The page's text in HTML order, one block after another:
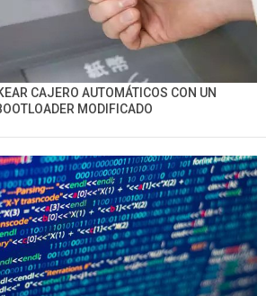
CAJERO AUTOMÁTICOS CON UN
MODIFICADO